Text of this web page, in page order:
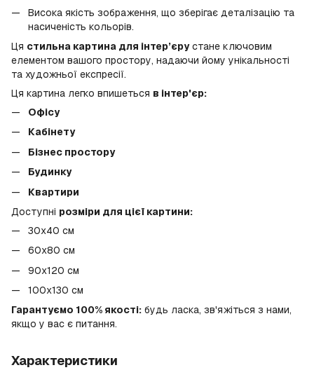
Висока якість зображення, що зберігає деталізацію та
насиченість кольорів.
Ця стильна картина для інтер’єрустане ключовим
елементом вашого простору, надаючи йому унікальності
та художньої експресії.
Ця картина легко впишеться в інтер'єр:
Офісу
Кабінету
Бізнес простору
Будинку
Квартири
Доступні розміри для цієї картини:
30x40 см
60x80 см
90x120 см
100х130 см
Гарантуємо 100% якості: будь ласка, зв'яжіться з нами,
якщо у вас є питання.
Характеристики